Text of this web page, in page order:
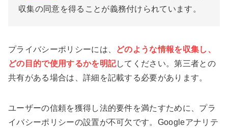
収集の同意を得ることが義務付けられています。
プライバシーポリシーには、
どのような情報を収集し、
どの目的で使用するかを明記してください。第三者との
共有がある場合は、詳細を記載する必要があります。
ユーザーの信頼を獲得し法的要件を満たすために、プラ
イバシーポリシーの設置が不可欠です。Googleアナリテ